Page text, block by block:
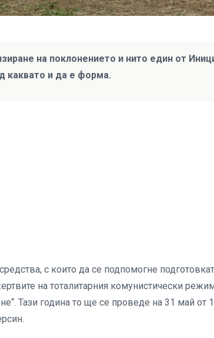
на поклонението и нито един от
каквато и да е форма.
с които да се подпомогне
на тоталитарния комунистически
Тази година то ще се проведе на 31 май от